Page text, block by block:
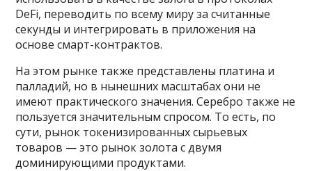
DeFi, переводить по всему миру за считанные
секунды и интегрировать в приложения на
основе смарт-контрактов.
На этом рынке также представлены платина и
палладий, но в нынешних масштабах они не
имеют практического значения. Серебро также не
пользуется значительным спросом. То есть, по
сути, рынок токенизированных сырьевых
товаров — это рынок золота с двумя
доминирующими продуктами.